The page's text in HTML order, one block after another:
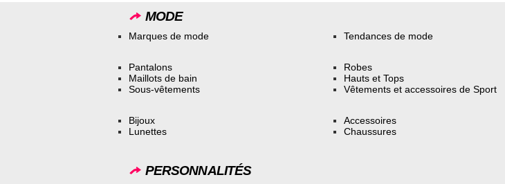
MODE
Marques de mode Tendances de mode
Pantalons
Maillots de bain
Sous-vêtements
Robes
Hauts et Tops
Vêtements et accessoires de Sport
Bijoux
Lunettes
Accessoires
Chaussures
PERSONNALITÉS